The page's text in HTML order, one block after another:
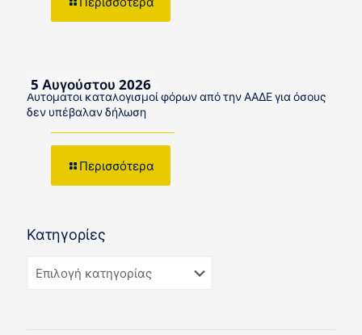
5 Αυγούστου 2026
Αυτόματοι καταλογισμοί φόρων από την ΑΑΔΕ για όσους
δεν υπέβαλαν δήλωση
Περισσότερα
Κατηγορίες